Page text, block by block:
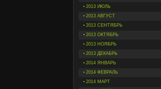
2013 ИЮЛЬ
2013 АВГУСТ
2013 СЕНТЯБРЬ
2013 ОКТЯБРЬ
2013 НОЯБРЬ
2013 ДЕКАБРЬ
2014 ЯНВАРЬ
2014 ФЕВРАЛЬ
2014 МАРТ